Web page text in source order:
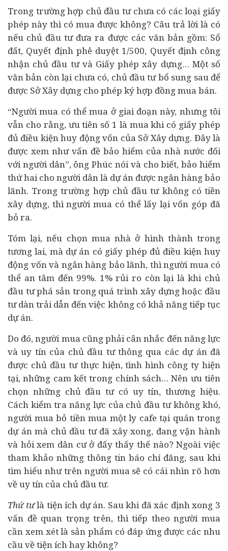
Trong trường hợp chủ đầu tư chưa có các loại giấy
phép này thì có mua được không? Câu trả lời là có
nếu chủ đầu tư đưa ra được các văn bản gồm: Sổ
đất, Quyết định phê duyệt 1/500, Quyết định công
nhận chủ đầu tư và Giấy phép xây dựng… Một số
văn bản còn lại chưa có, chủ đầu tư bổ sung sau để
được Sở Xây dựng cho phép ký hợp đồng mua bán.
“Người mua có thể mua ở giai đoạn này, nhưng tôi
vẫn cho rằng, ưu tiên số 1 là mua khi có giấy phép
đủ điều kiện huy động vốn của Sở Xây dựng. Đây là
được xem như vấn đề bảo hiểm của nhà nước đối
với người dân”, ông Phúc nói và cho biết, bảo hiểm
thứ hai cho người dân là dự án được ngân hàng bảo
lãnh. Trong trường hợp chủ đầu tư không có tiền
xây dựng, thì người mua có thể lấy lại vốn góp đã
bỏ ra.
Tóm lại, nếu chọn mua nhà ở hình thành trong
tương lai, mà dự án có giấy phép đủ điều kiện huy
động vốn và ngân hàng bảo lãnh, thì người mua có
thể an tâm đến 99%. 1% rủi ro còn lại là khi chủ
đầu tư phá sản trong quá trình xây dựng hoặc đầu
tư dàn trải dẫn đến việc không có khả năng tiếp tục
dự án.
Do đó, người mua cũng phải cân nhắc đến năng lực
và uy tín của chủ đầu tư thông qua các dự án đã
được chủ đầu tư thực hiện, tình hình công ty hiện
tại, những cam kết trong chính sách… Nên ưu tiên
chọn những chủ đầu tư có uy tín, thương hiệu.
Cách kiểm tra năng lực của chủ đầu tư không khó,
người mua bỏ tiền mua một ly cafe tại quán trong
dự án mà chủ đầu tư đã xây xong, đang vận hành
và hỏi xem dân cư ở đấy thấy thế nào? Ngoài việc
tham khảo những thông tin báo chí đăng, sau khi
tìm hiểu như trên người mua sẽ có cái nhìn rõ hơn
về uy tín của chủ đầu tư.
Thứ tưlà tiện ích dự án. Sau khi đã xác định xong 3
vấn đề quan trọng trên, thì tiếp theo người mua
cần xem xét là sản phẩm có đáp ứng được các nhu
cầu về tiện ích hay không?